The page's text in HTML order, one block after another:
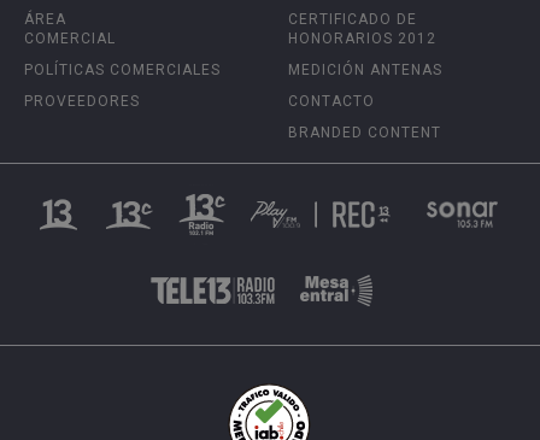
ÁREA
COMERCIAL
POLÍTICAS COMERCIALES
PROVEEDORES
CERTIFICADO DE
HONORARIOS 2012
MEDICIÓN ANTENAS
CONTACTO
BRANDED CONTENT